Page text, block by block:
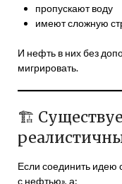
пропускают воду
имеют сложную
И нефть в них без
мигрировать.
🏗️
Если соединить идею
с нефтью», а: